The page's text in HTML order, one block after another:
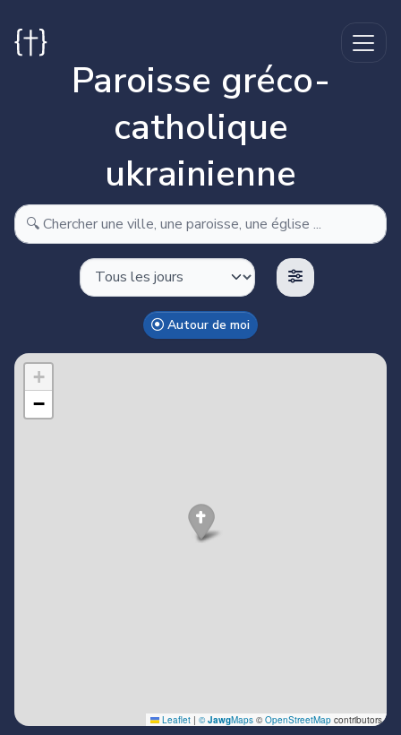
Paroisse gréco-
catholique
ukrainienne
Autour de moi
Make this Notebook Trusted to load map: File -> Trust